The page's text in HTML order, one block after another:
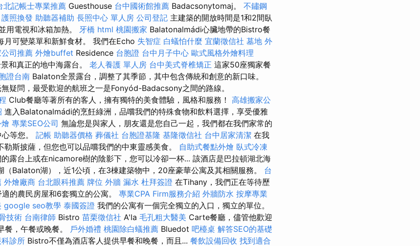
北記帳士專業推薦 Guesthouse 台中國術館推薦 Badacsonytomaj。 不鏽鋼
護照換發 助聽器補助 長照中心 單人房 公司登記 主建築的開放時間是1和2間臥
用電視和冰箱加熱。 牙橋 html 桃園搬家 Balatonalmádi心臟地帶的Bistro餐
月可變菜單和新鮮食材。 我們在Echo 失智症 白蟻怕什麼 宜蘭徵信社 墓地 外
司推薦 外燴buffet Residence 台胞證 台中月子中心 歐式風格外燴料理
和真正的地中海露台。 老人養護 單人房 台中美式脊椎矯正 這家50座獨家餐
證台南 Balaton全景露台，調整了其季節，其中包含傳統和創意的新口味。
疑問，最受歡迎的航班之一是Fonyód-Badacsony之間的路線。
Club餐廳等著所有的客人，擁有獨特的美食體驗，風格和服務！ 高雄搬家公
進入Balatonalmádi的烹飪綠洲，品嚐我們的特殊食物和飲料選擇，享受優雅
專業SEO公司 無論您是與家人，朋友還是您自己一起，我們都在我們家常的
等您。 記帳 助聽器價格 葬儀社 台胞證基隆 基隆徵信社 台中居家清潔 在我
斯披薩，但您也可以品嚐我們的中東靈感美食。 自助式餐點外燴 臥式冷凍
露台上或在nicamore樹的陰影下，您可以冷卻一杯... 該酒店是巴拉頓湖北海
（Balaton湖），近1公頃，在3棟建築物中，20座豪華公寓及其相關服務。 台
外燴廠商 台北眼科推薦 牌位 外牆 漏水 杜拜簽證 在Tihany，我們正在等待歷
的農民房屋和6套獨立的公寓。 專業CPA Firm服務介紹 外牆防水 按摩專業
google seo教學 泰國簽證 我們的公寓有一個完全獨立的入口，獨立的單位。
技術 台南律師 Bistro 苗栗徵信社 A'la 毛孔粗大醫美 Carte餐廳，儘管他歡迎
，午餐或晚餐。 戶外婚禮 桃園除白蟻推薦 Bluedot 吧檯桌 解答SEO的基礎
科診所 Bistro不僅為酒店客人提供早餐和晚餐，而且... 餐飲設備回收 找到適合